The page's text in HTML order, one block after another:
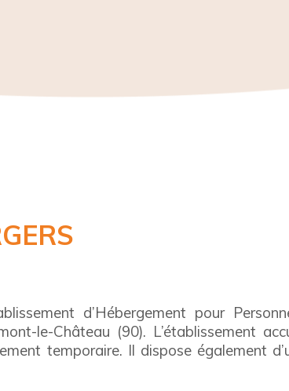
d’Hébergement pour
le-Château (90). L’établissement
temporaire. Il dispose également